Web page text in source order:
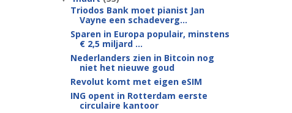
Triodos Bank moet pianist Jan
Vayne een schadeverg...
Sparen in Europa populair, minstens
€ 2,5 miljard ...
Nederlanders zien in Bitcoin nog
niet het nieuwe goud
Revolut komt met eigen eSIM
ING opent in Rotterdam eerste
circulaire kantoor